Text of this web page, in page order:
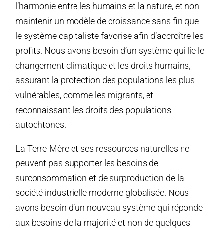
l’harmonie entre les humains et la nature, et non
maintenir un modèle de croissance sans fin que
le système capitaliste favorise afin d’accroître les
profits. Nous avons besoin d’un système qui lie le
changement climatique et les droits humains,
assurant la protection des populations les plus
vulnérables, comme les migrants, et
reconnaissant les droits des populations
autochtones.
La Terre-Mère et ses ressources naturelles ne
peuvent pas supporter les besoins de
surconsommation et de surproduction de la
société industrielle moderne globalisée. Nous
avons besoin d’un nouveau système qui réponde
aux besoins de la majorité et non de quelques-